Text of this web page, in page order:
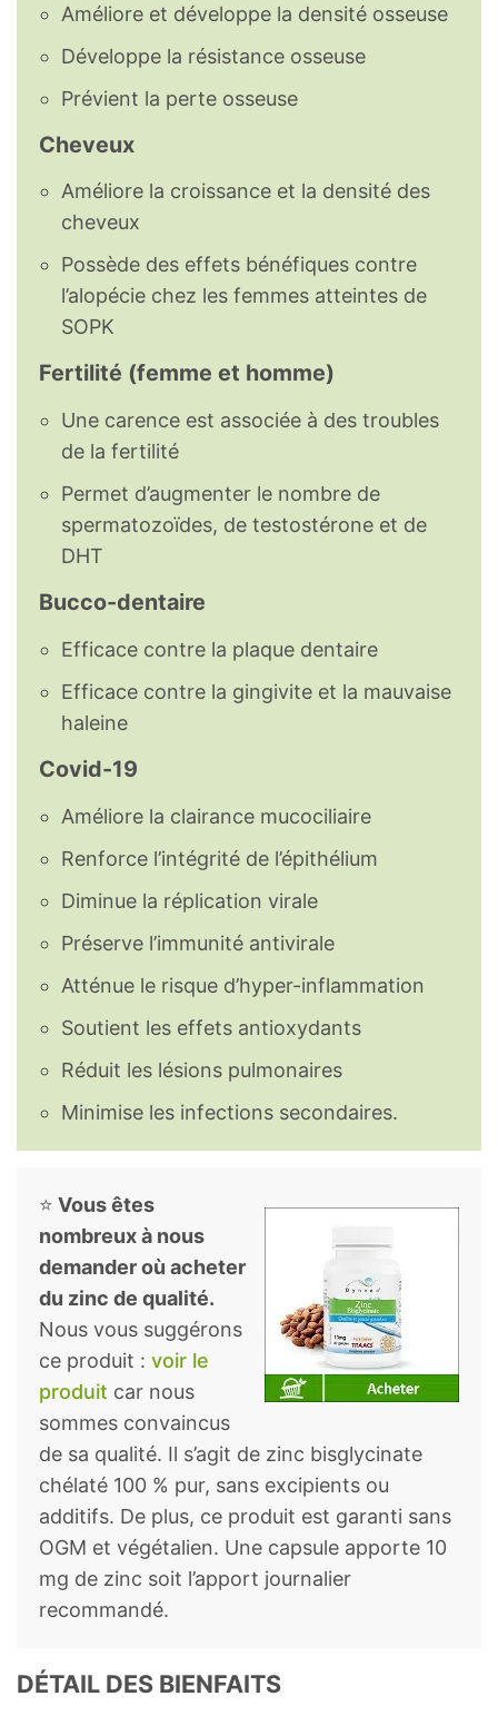
Améliore et développe la densité osseuse
Développe la résistance osseuse
Prévient la perte osseuse
Cheveux
Améliore la croissance et la densité des
cheveux
Possède des effets bénéfiques contre
l’alopécie chez les femmes atteintes de
SOPK
Fertilité (femme et homme)
Une carence est associée à des troubles
de la fertilité
Permet d’augmenter le nombre de
spermatozoïdes, de testostérone et de
DHT
Bucco-dentaire
Efficace contre la plaque dentaire
Efficace contre la gingivite et la mauvaise
haleine
Covid-19
Améliore la clairance mucociliaire
Renforce l’intégrité de l’épithélium
Diminue la réplication virale
Préserve l’immunité antivirale
Atténue le risque d’hyper-inflammation
Soutient les effets antioxydants
Réduit les lésions pulmonaires
Minimise les infections secondaires.
⭐ Vous êtes
nombreux à nous
demander où acheter
du zinc de qualité.
Nous vous suggérons
ce produit : voir le
produit car nous
sommes convaincus
de sa qualité. Il s’agit de zinc bisglycinate
chélaté 100 % pur, sans excipients ou
additifs. De plus, ce produit est garanti sans
OGM et végétalien. Une capsule apporte 10
mg de zinc soit l’apport journalier
recommandé.
DÉTAIL DES BIENFAITS